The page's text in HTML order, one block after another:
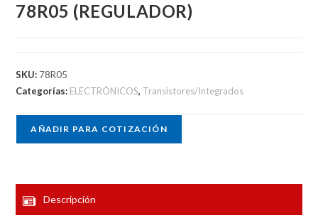
78R05 (REGULADOR)
SKU: 78R05
Categorías: ELECTRÓNICOS, Transistores/Integrados
AÑADIR PARA COTIZACIÓN
Descripción